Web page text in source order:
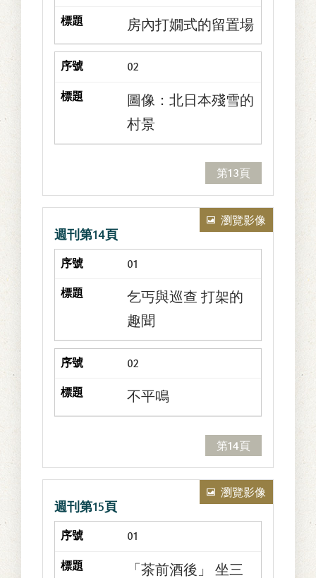
房內打嫺式的留置場
02
圖像：北日本殘雪的
村景
第13頁
週刊第14頁
瀏覽影像
01
乞丐與巡查 打架的
趣聞
02
不平鳴
第14頁
週刊第15頁
瀏覽影像
01
「茶前酒後」 坐三